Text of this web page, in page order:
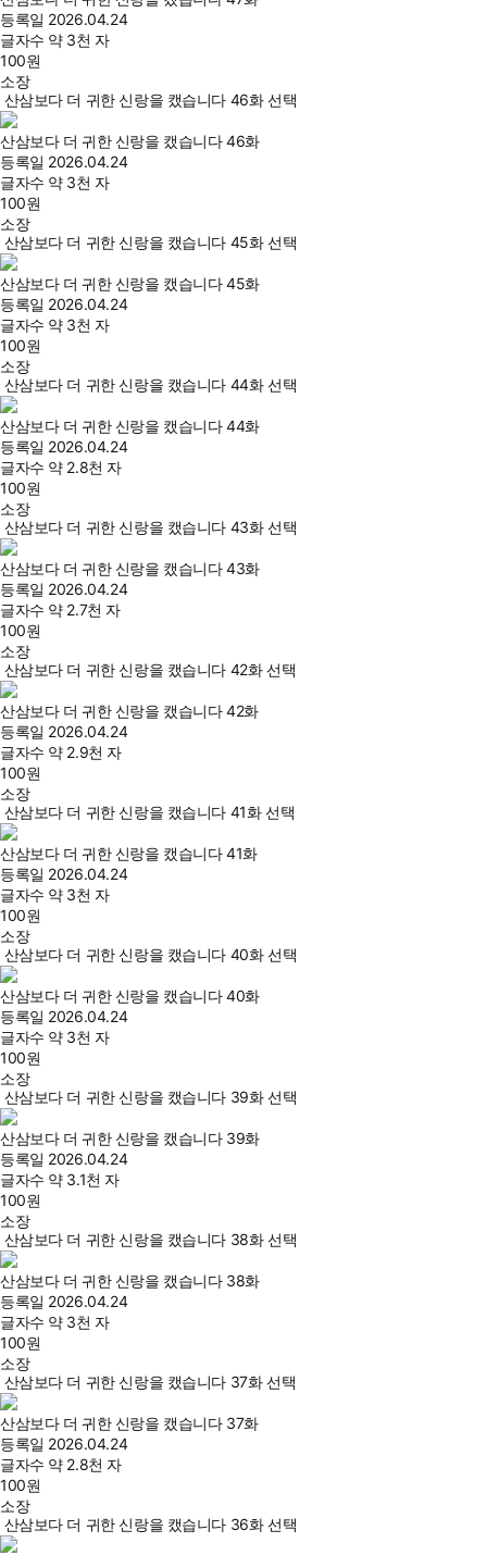
등록일 2026.04.24
글자수 약 3천 자
100원
소장
산삼보다 더 귀한 신랑을 캤습니다 46화 선택
산삼보다 더 귀한 신랑을 캤습니다 46화
등록일 2026.04.24
글자수 약 3천 자
100원
소장
산삼보다 더 귀한 신랑을 캤습니다 45화 선택
산삼보다 더 귀한 신랑을 캤습니다 45화
등록일 2026.04.24
글자수 약 3천 자
100원
소장
산삼보다 더 귀한 신랑을 캤습니다 44화 선택
산삼보다 더 귀한 신랑을 캤습니다 44화
등록일 2026.04.24
글자수 약 2.8천 자
100원
소장
산삼보다 더 귀한 신랑을 캤습니다 43화 선택
산삼보다 더 귀한 신랑을 캤습니다 43화
등록일 2026.04.24
글자수 약 2.7천 자
100원
소장
산삼보다 더 귀한 신랑을 캤습니다 42화 선택
산삼보다 더 귀한 신랑을 캤습니다 42화
등록일 2026.04.24
글자수 약 2.9천 자
100원
소장
산삼보다 더 귀한 신랑을 캤습니다 41화 선택
산삼보다 더 귀한 신랑을 캤습니다 41화
등록일 2026.04.24
글자수 약 3천 자
100원
소장
산삼보다 더 귀한 신랑을 캤습니다 40화 선택
산삼보다 더 귀한 신랑을 캤습니다 40화
등록일 2026.04.24
글자수 약 3천 자
100원
소장
산삼보다 더 귀한 신랑을 캤습니다 39화 선택
산삼보다 더 귀한 신랑을 캤습니다 39화
등록일 2026.04.24
글자수 약 3.1천 자
100원
소장
산삼보다 더 귀한 신랑을 캤습니다 38화 선택
산삼보다 더 귀한 신랑을 캤습니다 38화
등록일 2026.04.24
글자수 약 3천 자
100원
소장
산삼보다 더 귀한 신랑을 캤습니다 37화 선택
산삼보다 더 귀한 신랑을 캤습니다 37화
등록일 2026.04.24
글자수 약 2.8천 자
100원
소장
산삼보다 더 귀한 신랑을 캤습니다 36화 선택